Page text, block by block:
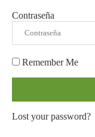
Contraseña
Remember Me
Lost your password?